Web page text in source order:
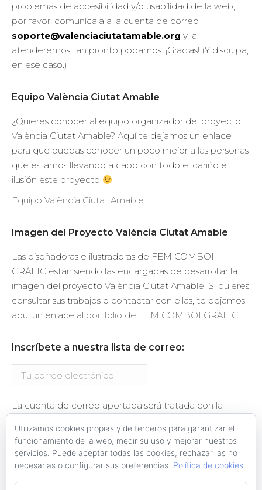
problemas de accesibilidad y/o usabilidad de la web,
por favor, comunícala a la cuenta de correo
soporte@valenciaciutatamable.org y la
atenderemos tan pronto podamos. ¡Gracias! (Y disculpa,
en ese caso.)
Equipo València Ciutat Amable
¿Quieres conocer al equipo organizador del proyecto
València Ciutat Amable? Aquí te dejamos un enlace
para que puedas conocer un poco mejor a las personas
que estamos llevando a cabo con todo el cariño e
ilusión este proyecto
Equipo València Ciutat Amable
Imagen del Proyecto València Ciutat Amable
Las diseñadoras e ilustradoras de FEM COMBOI
GRÀFIC están siendo las encargadas de desarrollar la
imagen del proyecto València Ciutat Amable. Si quieres
consultar sus trabajos o contactar con ellas, te dejamos
aquí un enlace al portfolio de FEM COMBOI GRÀFIC.
Inscríbete a nuestra lista de correo:
La cuenta de correo aportada será tratada con la
proyecto València Ciutat Amable. Se te enviará un
email de confirmación de la suscripción.
Utilizamos cookies propias y de terceros para garantizar el
funcionamiento de la web, medir su uso y mejorar nuestros
servicios. Puede aceptar todas las cookies, rechazar las no
necesarias o configurar sus preferencias. Política de cookies